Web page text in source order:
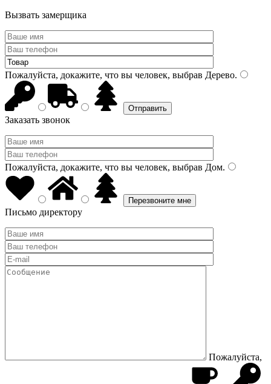
Вызвать замерщика
Пожалуйста, докажите, что вы человек, выбрав Дерево.
Заказать звонок
Пожалуйста, докажите, что вы человек, выбрав Дом.
Письмо директору
Пожалуйста,